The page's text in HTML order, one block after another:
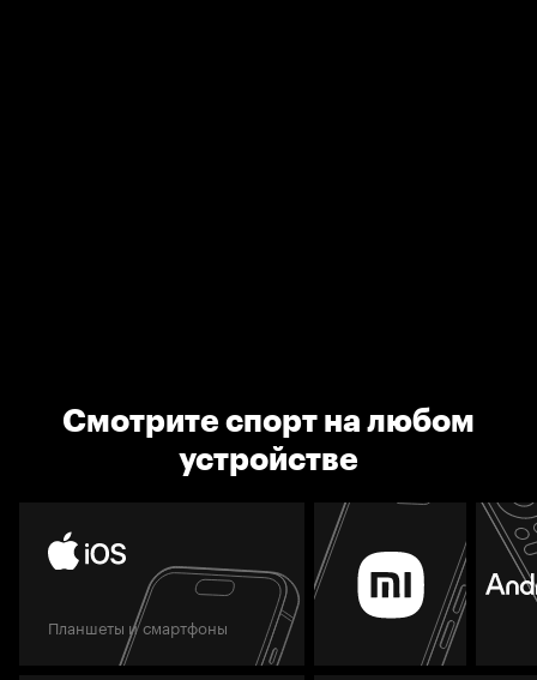
Смотрите спорт на любом
устройстве
Планшеты и смартфоны